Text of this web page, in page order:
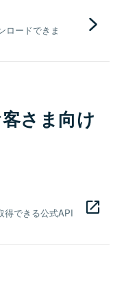
ロードできま
さま向け
得できる公式API